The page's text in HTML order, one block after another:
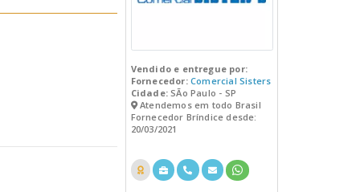
Vendido e entregue por:
Fornecedor: Comercial Sisters
Cidade:SÃo Paulo - SP
Atendemos em todo Brasil
Fornecedor Bríndice desde:
20/03/2021